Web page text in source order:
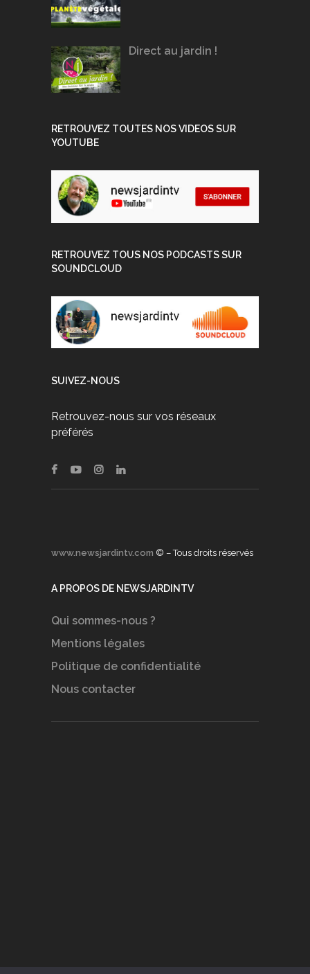
Direct au jardin !
RETROUVEZ TOUTES NOS VIDEOS SUR
YOUTUBE
RETROUVEZ TOUS NOS PODCASTS SUR
SOUNDCLOUD
SUIVEZ-NOUS
Retrouvez-nous sur vos réseaux
préférés
www.newsjardintv.com © – Tous droits réservés
A PROPOS DE NEWSJARDINTV
Qui sommes-nous ?
Mentions légales
Politique de confidentialité
Nous contacter